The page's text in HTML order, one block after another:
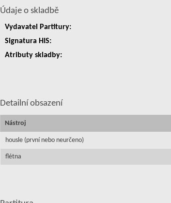
Údaje o skladbě
Vydavatel Partitury:
Signatura HIS:
Atributy skladby:
Detailní obsazení
Nástroj
housle (první nebo neurčeno)
flétna